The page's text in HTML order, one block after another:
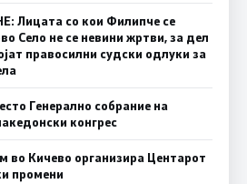
Лицата со кои Филипче се
Село не се невини жртви, за дел
правосилни судски одлуки за
Генерално собрание на
конгрес
во Кичево организира Центарот
промени